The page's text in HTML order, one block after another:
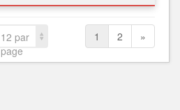
12 par
page
1 2 »